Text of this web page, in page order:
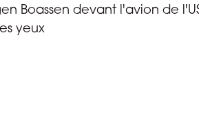
Boassen devant l'avion de
yeux